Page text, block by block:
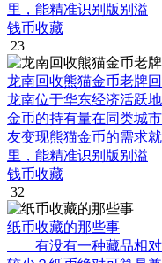
里，能精准识别版别溢
钱币收藏
23
龙南回收熊猫金币老牌
龙南位于华东经济活跃
金币的持有量在同类城
友变现熊猫金币的需求
里，能精准识别版别溢
钱币收藏
32
纸币收藏的那些事
有没有一种藏品相对